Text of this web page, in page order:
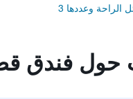
وعددها 3
حول فندق